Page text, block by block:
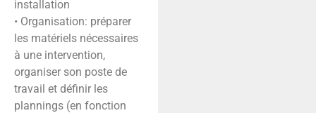
installation
• Organisation: préparer
les matériels nécessaires
à une intervention,
organiser son poste de
travail et définir les
plannings (en fonction